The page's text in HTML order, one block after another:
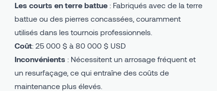
Les courts en terre battue : Fabriqués avec de la terre
battue ou des pierres concassées, couramment
utilisés dans les tournois professionnels.
Coût: 25 000 $ à 80 000 $ USD
Inconvénients : Nécessitent un arrosage fréquent et
un resurfaçage, ce qui entraîne des coûts de
maintenance plus élevés.